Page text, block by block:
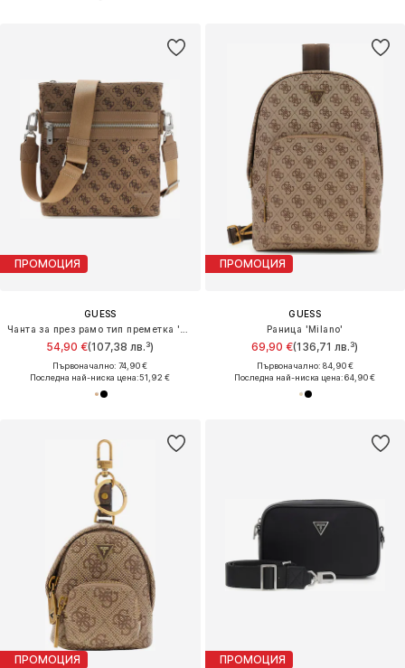
ПРОМОЦИЯ
GUESS
54,90 €(107,38 лв.³)
Първоначално: 74,90 €
Последна най-ниска цена:51,92 €
ПРОМОЦИЯ
GUESS
Раница 'Milano'
69,90 €(136,71 лв.³)
Първоначално: 84,90 €
Последна най-ниска цена:64,90 €
ПРОМОЦИЯ ПРОМОЦИЯ